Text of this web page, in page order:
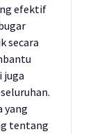
efektif
secara
juga
yang
tentang